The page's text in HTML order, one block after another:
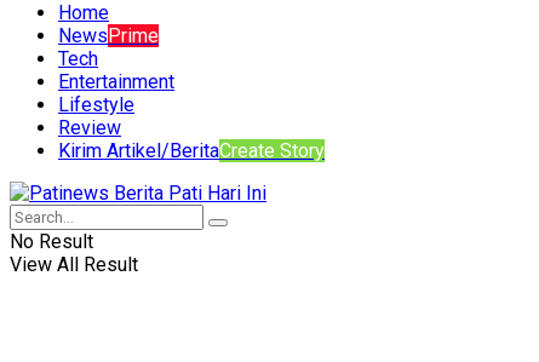
Home
NewsPrime
Tech
Entertainment
Lifestyle
Review
Kirim Artikel/BeritaCreate Story
No Result
View All Result